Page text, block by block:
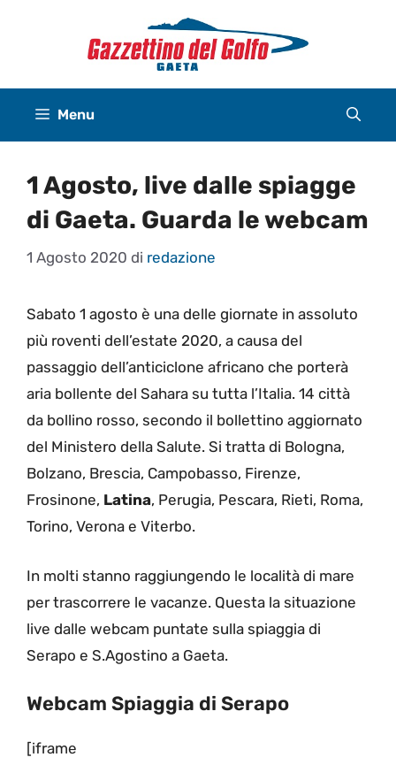
Menu
1 Agosto, live dalle spiagge
di Gaeta. Guarda le webcam
1 Agosto 2020 di redazione
Sabato 1 agosto è una delle giornate in assoluto
più roventi dell’estate 2020, a causa del
passaggio dell’anticiclone africano che porterà
aria bollente del Sahara su tutta l’Italia. 14 città
da bollino rosso, secondo il bollettino aggiornato
del Ministero della Salute. Si tratta di Bologna,
Bolzano, Brescia, Campobasso, Firenze,
Frosinone, Latina, Perugia, Pescara, Rieti, Roma,
Torino, Verona e Viterbo.
In molti stanno raggiungendo le località di mare
per trascorrere le vacanze. Questa la situazione
live dalle webcam puntate sulla spiaggia di
Serapo e S.Agostino a Gaeta.
Webcam Spiaggia di Serapo
[iframe